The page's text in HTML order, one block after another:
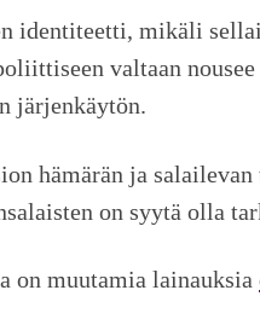
identiteetti, mikäli
valtaan
järjenkäytön.
hämärän ja
on syytä olla
on muutamia lainauksia